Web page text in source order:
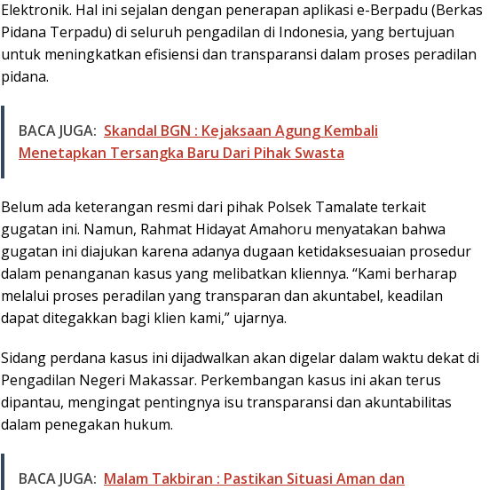
Elektronik. Hal ini sejalan dengan penerapan aplikasi e-Berpadu (Berkas
Pidana Terpadu) di seluruh pengadilan di Indonesia, yang bertujuan
untuk meningkatkan efisiensi dan transparansi dalam proses peradilan
pidana.
BACA JUGA: Skandal BGN : Kejaksaan Agung Kembali
Menetapkan Tersangka Baru Dari Pihak Swasta
Belum ada keterangan resmi dari pihak Polsek Tamalate terkait
gugatan ini. Namun, Rahmat Hidayat Amahoru menyatakan bahwa
gugatan ini diajukan karena adanya dugaan ketidaksesuaian prosedur
dalam penanganan kasus yang melibatkan kliennya. “Kami berharap
melalui proses peradilan yang transparan dan akuntabel, keadilan
dapat ditegakkan bagi klien kami,” ujarnya.
Sidang perdana kasus ini dijadwalkan akan digelar dalam waktu dekat di
Pengadilan Negeri Makassar. Perkembangan kasus ini akan terus
dipantau, mengingat pentingnya isu transparansi dan akuntabilitas
dalam penegakan hukum.
BACA JUGA: Malam Takbiran : Pastikan Situasi Aman dan